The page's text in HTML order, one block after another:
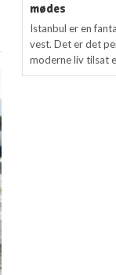
mødes
Istanbul er en
vest. Det er det
moderne liv tilsat